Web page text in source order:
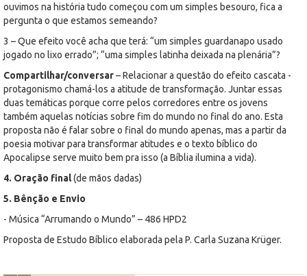
ouvimos na história tudo começou com um simples besouro, fica a
pergunta o que estamos semeando?
3 – Que efeito você acha que terá: “um simples guardanapo usado
jogado no lixo errado”; “uma simples latinha deixada na plenária”?
Compartilhar/conversar– Relacionar a questão do efeito cascata -
protagonismo chamá-los a atitude de transformação. Juntar essas
duas temáticas porque corre pelos corredores entre os jovens
também aquelas notícias sobre fim do mundo no final do ano. Esta
proposta não é falar sobre o final do mundo apenas, mas a partir da
poesia motivar para transformar atitudes e o texto bíblico do
Apocalipse serve muito bem pra isso (a Bíblia ilumina a vida).
4. Oração final(de mãos dadas)
5. Bênção e Envio
- Música “Arrumando o Mundo” – 486 HPD2
Proposta de Estudo Bíblico elaborada pela P. Carla Suzana Krüger.